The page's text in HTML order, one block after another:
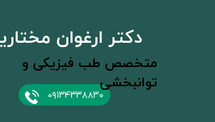
۰۹۱۳۴۳۳۸۸۳۰
دکتر ارغوان
متخصص طب فیزیکی و
توانبخشی